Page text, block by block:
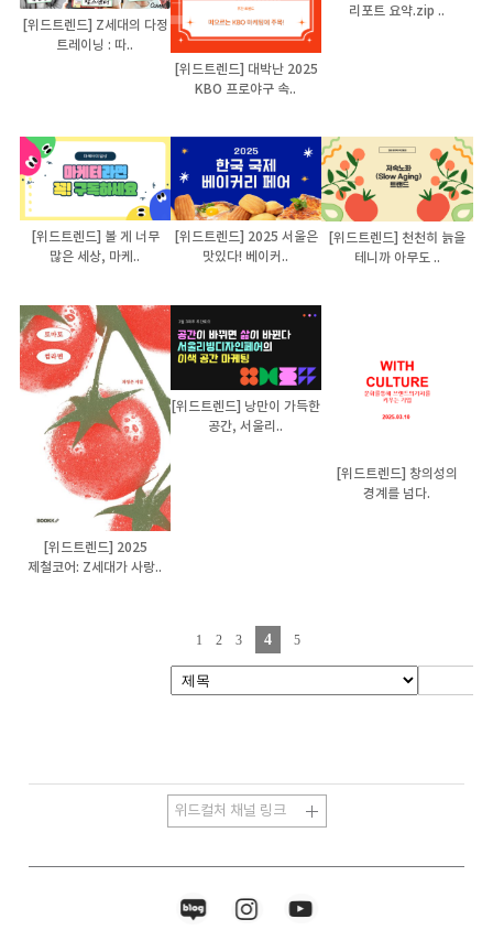
[위드트렌드] Z세대의 다정
트레이닝 : 따..
[위드트렌드] 대박난 2025
KBO 프로야구 속..
리포트 요약.zip ..
[위드트렌드] 볼 게 너무
많은 세상, 마케..
[위드트렌드] 2025 서울은
맛있다! 베이커..
[위드트렌드] 천천히 늙을
테니까 아무도 ..
[위드트렌드] 2025
제철코어: Z세대가 사랑..
[위드트렌드] 낭만이 가득한
공간, 서울리..
[위드트렌드] 창의성의
경계를 넘다.
1 2 3 4 5